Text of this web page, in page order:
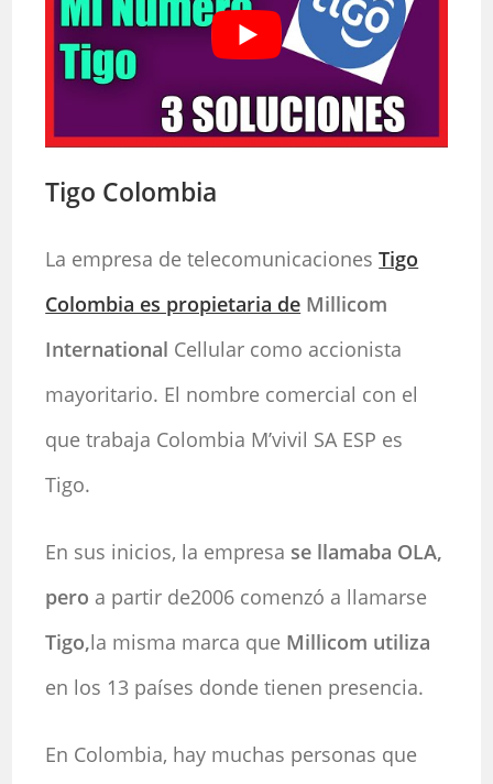
Tigo Colombia
La empresa de telecomunicacionesTigo
Colombia es propietaria de Millicom
International Cellular como accionista
mayoritario. El nombre comercial con el
que trabaja Colombia M’vivil SA ESP es
Tigo.
En sus inicios, la empresa se llamaba OLA,
pero a partir de2006 comenzó a llamarse
Tigo,la misma marca que Millicom utiliza
en los 13 países donde tienen presencia.
En Colombia, hay muchas personas que